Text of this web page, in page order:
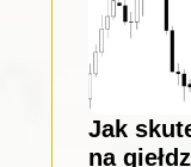
Jak
na